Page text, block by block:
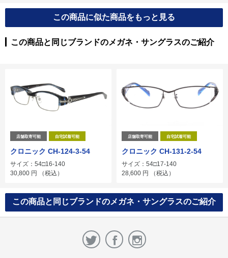
この商品に似た商品をもっと見る
この商品と同じブランドのメガネ・サングラスのご紹介
店舗取寄可能 自宅試着可能
クロニック CH-124-3-54
サイズ：54□16-140
30,800 円 （税込）
店舗取寄可能 自宅試着可能
クロニック CH-131-2-54
サイズ：54□17-140
28,600 円 （税込）
この商品と同じブランドのメガネ・サングラスのご紹介